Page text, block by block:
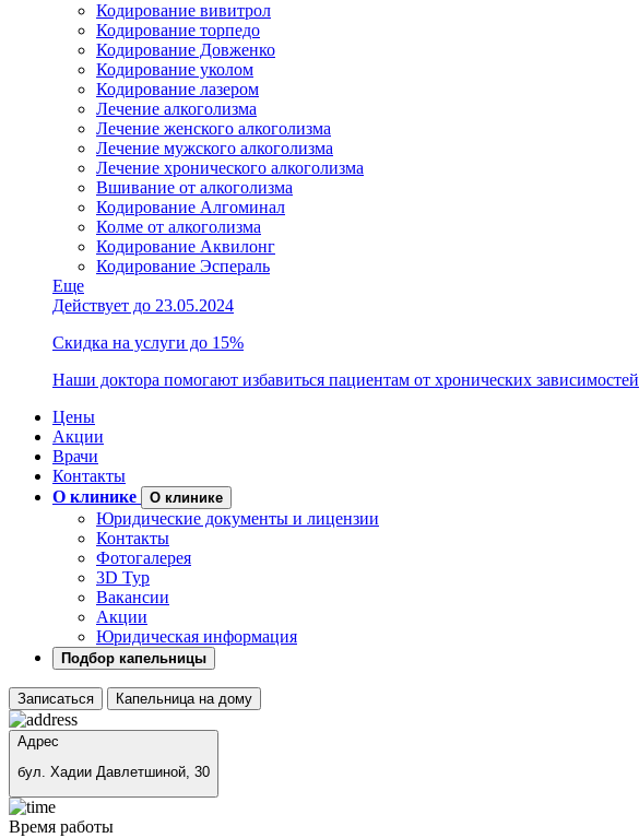
Кодирование вивитрол
Кодирование торпедо
Кодирование Довженко
Кодирование уколом
Кодирование лазером
Лечение алкоголизма
Лечение женского алкоголизма
Лечение мужского алкоголизма
Лечение хронического алкоголизма
Вшивание от алкоголизма
Кодирование Алгоминал
Колме от алкоголизма
Кодирование Аквилонг
Кодирование Эспераль
Еще
Действует до 23.05.2024
Скидка на услуги до 15%
Наши доктора помогают избавиться пациентам от хронических зависимостей
Цены
Акции
Врачи
Контакты
О клинике
О клинике
Юридические документы и лицензии
Контакты
Фотогалерея
3D Тур
Вакансии
Акции
Юридическая информация
Подбор капельницы
Записаться Капельница на дому
Адрес
бул. Хадии Давлетшиной, 30
Время работы